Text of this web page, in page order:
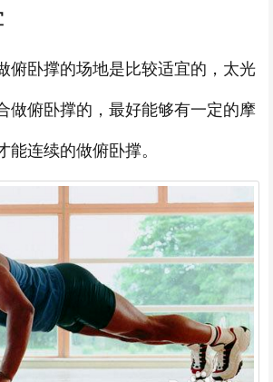
俯卧撑的场地是比较适宜的，太光
做俯卧撑的，最好能够有一定的摩
能连续的做俯卧撑。